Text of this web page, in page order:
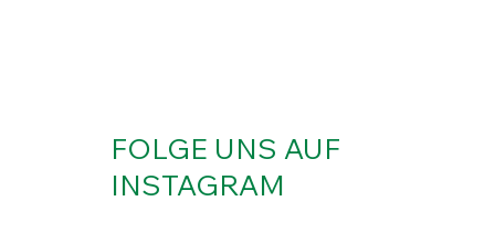
FOLGE UNS AUF
INSTAGRAM